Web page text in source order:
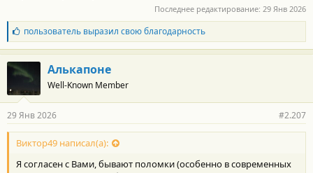
Последнее редактирование: 29 Янв 2026
Б
л
а
г
о
а
н
о
с
и
пользовательвыразил свою благодарность
Алькапоне
Well-Known Member
29 Янв 2026 #2.207
Виктор49 написал(а):
Я согласен с Вами, бывают поломки (особенно в современных